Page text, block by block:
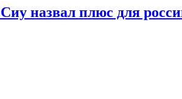
назвал плюс для